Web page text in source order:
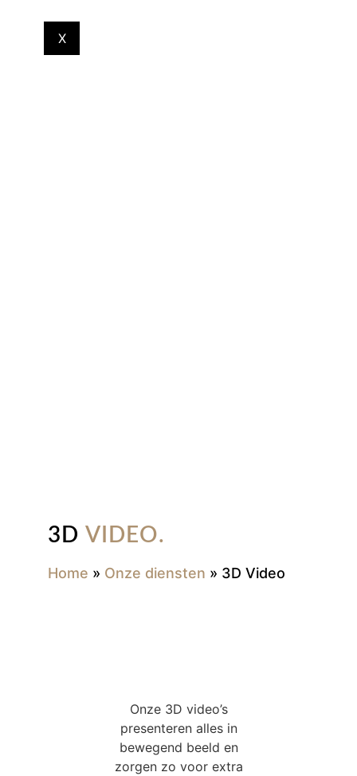
X
3D VIDEO.
Home » Onze diensten » 3D Video
Onze 3D video’s
presenteren alles in
bewegend beeld en
zorgen zo voor extra